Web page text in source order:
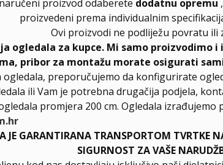
proizvod odaberete dodatnu opremu
proizvedeni prema individualnim
Ovi proizvodi ne podliježu povratu ili
ogledala za kupce. Mi samo proizvodimo
pribor za montažu morate osigurati
ogledala, preporučujemo da konfigurirate
ili Vam je potrebna drugačija podjela,
promjera 200 cm. Ogledala
JE GARANTIRANA TRANSPORTOM TVRTKE
SIGURNOST ZA VAŠE